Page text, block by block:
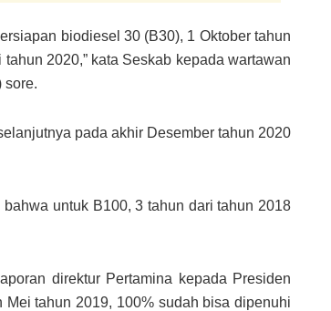
biodiesel 30 (B30), 1 Oktober tahun
2020,” kata Seskab kepada wartawan
sore.
pada akhir Desember tahun 2020
untuk B100, 3 tahun dari tahun 2018
direktur Pertamina kepada Presiden
tahun 2019, 100% sudah bisa dipenuhi